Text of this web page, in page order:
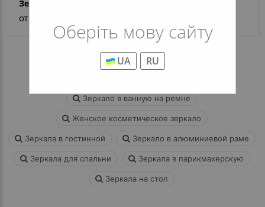
Оберіть мову сайту
UA RU
Зеркало Elvira T
от 7 086 грн
Зеркало в ванную на ремне
Женское косметическое зеркало
Зеркала в гостинной Зеркало в алюминиевой раме
Зеркала для спальни Зеркала в парикмахерскую
Зеркала на стол